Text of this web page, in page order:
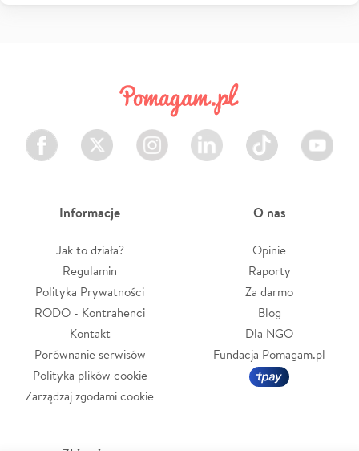
Facebook Twitter Instagram LinkedIn TikTok Youtube
Informacje
Jak to działa?
Regulamin
Polityka Prywatności
RODO - Kontrahenci
Kontakt
Porównanie serwisów
Polityka plików cookie
Zarządzaj zgodami cookie
O nas
Opinie
Raporty
Za darmo
Blog
Dla NGO
Fundacja Pomagam.pl